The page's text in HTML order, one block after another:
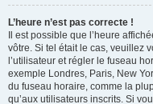
L’heure n’est pas correcte !
Il est possible que l’heure
vôtre. Si tel était le cas, veuillez
l’utilisateur et régler le fuseau
exemple Londres, Paris, New
du fuseau horaire, comme la
qu’aux utilisateurs inscrits. Si